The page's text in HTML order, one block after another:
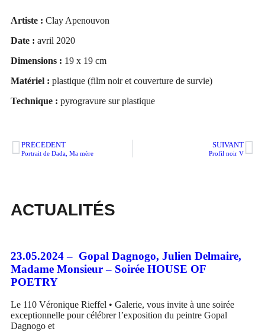
Artiste : Clay Apenouvon
Date : avril 2020
Dimensions : 19 x 19 cm
Matériel : plastique (film noir et couverture de survie)
Technique : pyrogravure sur plastique
PRÉCÉDENT
Portrait de Dada, Ma mère
SUIVANT
Profil noir V
ACTUALITÉS
23.05.2024 – Gopal Dagnogo, Julien Delmaire,
Madame Monsieur – Soirée HOUSE OF
POETRY
Le 110 Véronique Rieffel • Galerie, vous invite à une soirée
exceptionnelle pour célébrer l’exposition du peintre Gopal
Dagnogo et